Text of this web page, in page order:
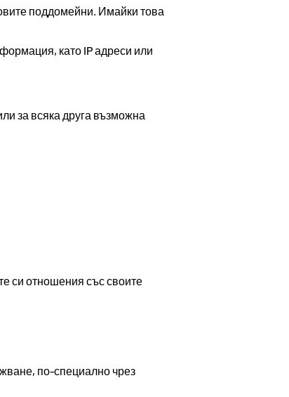
поддомейни. Имайки това
като IP адреси или
за всяка друга възможна
си отношения със своите
по-специално чрез